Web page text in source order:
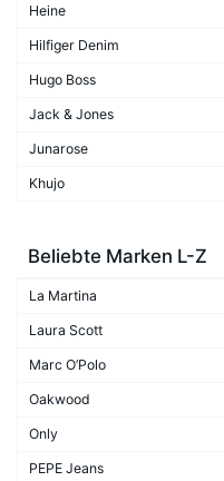
Heine
Hilfiger Denim
Hugo Boss
Jack & Jones
Junarose
Khujo
Beliebte Marken L-Z
La Martina
Laura Scott
Marc O’Polo
Oakwood
Only
PEPE Jeans